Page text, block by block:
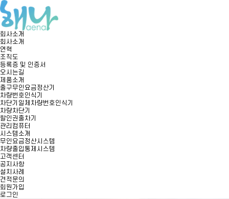
회사소개
회사소개
연혁
조직도
등록증 및 인증서
오시는길
제품소개
출구무인요금정산기
차량번호인식기
차단기일체차량번호인식기
차량차단기
할인권출차기
관리컴퓨터
시스템소개
무인요금정산시스템
차량출입통제시스템
고객센터
공지사항
설치사례
견적문의
회원가입
로그인